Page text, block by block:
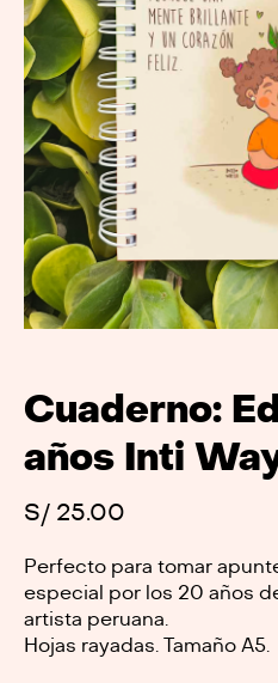
Cuaderno:
años Inti
S/ 25.00
Perfecto para tomar
especial por los 20 años
artista peruana.
Hojas rayadas. Tamaño A5.